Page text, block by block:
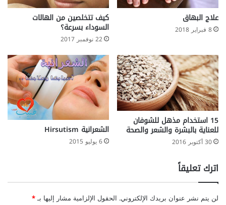
علاج البهاق
8 فبراير 2018
كيف تتخلصين من الهالات
السوداء بسرعة؟
22 نوفمبر 2017
15 استخدام مذهل للشوفان
للعناية بالبشرة والشعر والصحة
30 أكتوبر 2016
الشعرانية Hirsutism
6 يوليو 2015
اترك تعليقاً
لن يتم نشر عنوان بريدك الإلكتروني. الحقول الإلزامية مشار إليها بـ*